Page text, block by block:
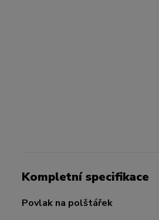
Kompletní specifikace
Povlak na polštářek